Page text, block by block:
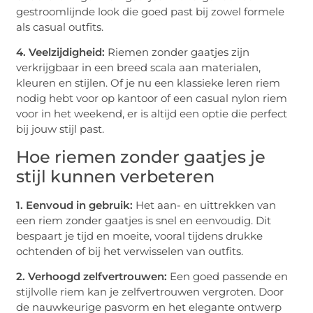
gestroomlijnde look die goed past bij zowel formele
als casual outfits.
4. Veelzijdigheid: Riemen zonder gaatjes zijn
verkrijgbaar in een breed scala aan materialen,
kleuren en stijlen. Of je nu een klassieke leren riem
nodig hebt voor op kantoor of een casual nylon riem
voor in het weekend, er is altijd een optie die perfect
bij jouw stijl past.
Hoe riemen zonder gaatjes je
stijl kunnen verbeteren
1. Eenvoud in gebruik: Het aan- en uittrekken van
een riem zonder gaatjes is snel en eenvoudig. Dit
bespaart je tijd en moeite, vooral tijdens drukke
ochtenden of bij het verwisselen van outfits.
2. Verhoogd zelfvertrouwen: Een goed passende en
stijlvolle riem kan je zelfvertrouwen vergroten. Door
de nauwkeurige pasvorm en het elegante ontwerp